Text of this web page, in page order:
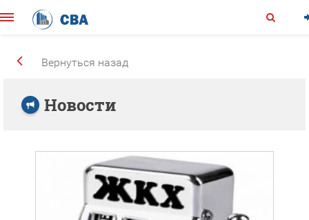
Вернуться назад
Новости